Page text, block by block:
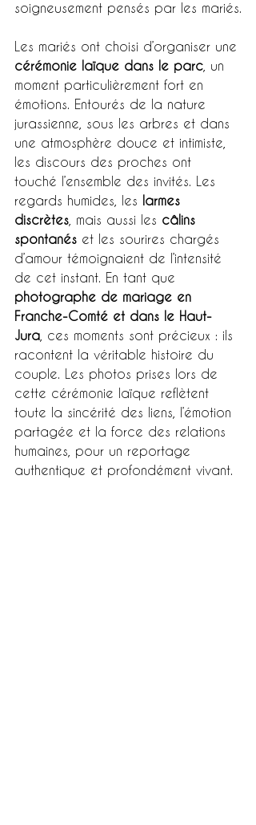
soigneusement pensés par les mariés.
Les mariés ont choisi d’organiser une
cérémonie laïque dans le parc , un
moment particulièrement fort en
émotions. Entourés de la nature
jurassienne, sous les arbres et dans
une atmosphère douce et intimiste,
les discours des proches ont
touché l’ensemble des invités. Les
regards humides, les larmes
discrètes , mais aussi les câlins
spontanés et les sourires chargés
d’amour témoignaient de l’intensité
de cet instant. En tant que
photographe de mariage en
Franche-Comté et dans le Haut-
Jura , ces moments sont précieux : ils
racontent la véritable histoire du
couple. Les photos prises lors de
cette cérémonie laïque reflètent
toute la sincérité des liens, l’émotion
partagée et la force des relations
humaines, pour un reportage
authentique et profondément vivant.